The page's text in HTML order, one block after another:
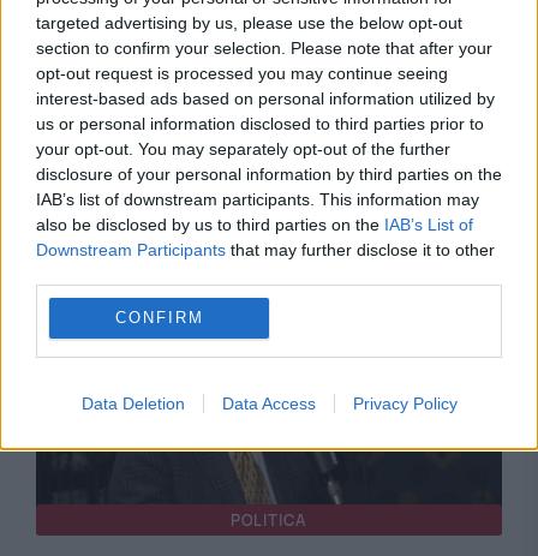
targeted advertising by us, please use the below opt-out
section to confirm your selection. Please note that after your
opt-out request is processed you may continue seeing
interest-based ads based on personal information utilized by
us or personal information disclosed to third parties prior to
your opt-out. You may separately opt-out of the further
disclosure of your personal information by third parties on the
IAB’s list of downstream participants. This information may
also be disclosed by us to third parties on the IAB’s List of
Downstream Participants that may further disclose it to other
CONFIRM
Data Deletion Data Access Privacy Policy
Recomandările noastre
POLITICA